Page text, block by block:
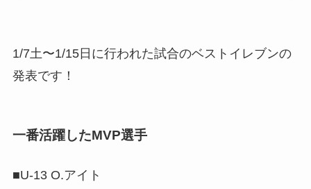
1/7土〜1/15日に行われた試合のベストイレブンの
発表です！
一番活躍したMVP選手
■U-13 O.アイト